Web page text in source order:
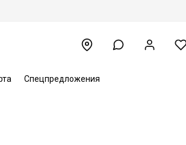
Спецпредложения